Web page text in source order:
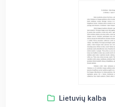
Lietuvių kalba